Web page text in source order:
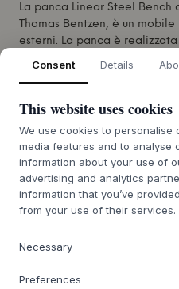
La panca Linear Steel Bench
Thomas Bentzen, è un
esterni. La panca è
trattate con Aluzinc per
linee rette e le gambe
conferiscono alla panca
leggera, che si adatta a
spazi tra le lamelle della
efficace drenaggio
La panca è progettata con
abbinato, creando una zona
pubblici all'aperto, dove
Consent Details
This website uses cookies
We use cookies to
media features and to analyse
information about your use of
advertising and analytics
information that you’ve
from your use of their services.
Necessary
Preferences